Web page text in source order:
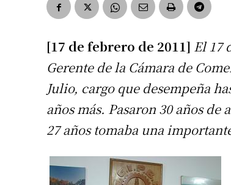
[17 de febrero de 2011] El 17
Gerente de la Cámara de
Julio, cargo que desempeña
años más. Pasaron 30 años
27 años tomaba una